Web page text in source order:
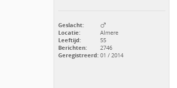
Geslacht:
Locatie:
Almere
Leeftijd:
55
Berichten:
2746
Geregistreerd: 01 / 2014